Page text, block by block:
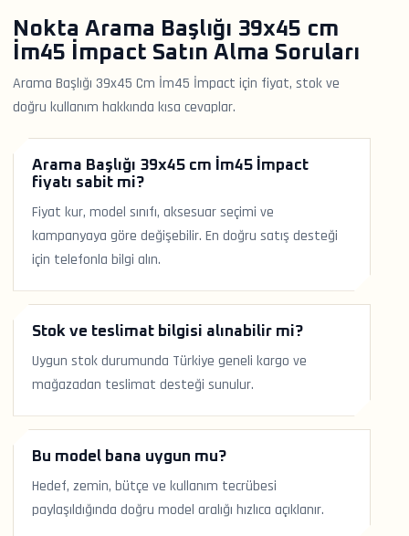
Nokta Arama Başlığı 39x45 cm
İm45 İmpact Satın Alma Soruları
Arama Başlığı 39x45 Cm İm45 İmpact için fiyat, stok ve
doğru kullanım hakkında kısa cevaplar.
Arama Başlığı 39x45 cm İm45 İmpact
fiyatı sabit mi?
Fiyat kur, model sınıfı, aksesuar seçimi ve
kampanyaya göre değişebilir. En doğru satış desteği
için telefonla bilgi alın.
Stok ve teslimat bilgisi alınabilir mi?
Uygun stok durumunda Türkiye geneli kargo ve
mağazadan teslimat desteği sunulur.
Bu model bana uygun mu?
Hedef, zemin, bütçe ve kullanım tecrübesi
paylaşıldığında doğru model aralığı hızlıca açıklanır.